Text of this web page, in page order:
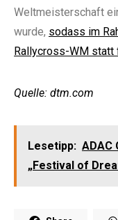
Weltmeisterschaft
wurde, sodass im
Rallycross-WM statt
Quelle: dtm.com
Lesetipp: ADAC
„Festival of